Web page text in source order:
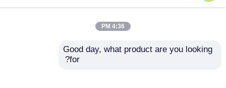
گیرنده های هواپیما
سیم اتصال سقف معلق
4:36 PM
Good day, what product are you looking
for?